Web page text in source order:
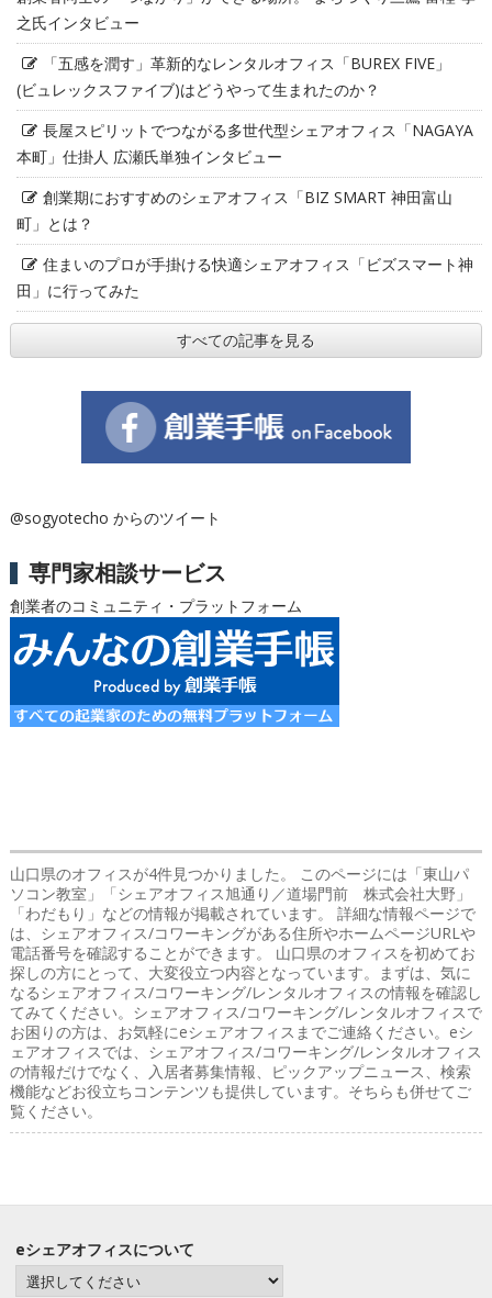
之氏インタビュー
「五感を潤す」革新的なレンタルオフィス「BUREX FIVE」
(ビュレックスファイブ)はどうやって生まれたのか？
長屋スピリットでつながる多世代型シェアオフィス「NAGAYA
本町」仕掛人 広瀬氏単独インタビュー
創業期におすすめのシェアオフィス「BIZ SMART 神田富山
町」とは？
住まいのプロが手掛ける快適シェアオフィス「ビズスマート神
田」に行ってみた
すべての記事を見る
@sogyotecho からのツイート
専門家相談サービス
創業者のコミュニティ・プラットフォーム
山口県のオフィスが4件見つかりました。 このページには「東山パ
ソコン教室」「シェアオフィス旭通り／道場門前 株式会社大野」
「わだもり」などの情報が掲載されています。 詳細な情報ページで
は、シェアオフィス/コワーキングがある住所やホームページURLや
電話番号を確認することができます。 山口県のオフィスを初めてお
探しの方にとって、大変役立つ内容となっています。まずは、気に
なるシェアオフィス/コワーキング/レンタルオフィスの情報を確認し
てみてください。シェアオフィス/コワーキング/レンタルオフィスで
お困りの方は、お気軽にeシェアオフィスまでご連絡ください。eシ
ェアオフィスでは、シェアオフィス/コワーキング/レンタルオフィス
の情報だけでなく、入居者募集情報、ピックアップニュース、検索
機能などお役立ちコンテンツも提供しています。そちらも併せてご
覧ください。
eシェアオフィスについて